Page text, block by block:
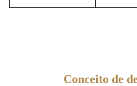
Conceito de